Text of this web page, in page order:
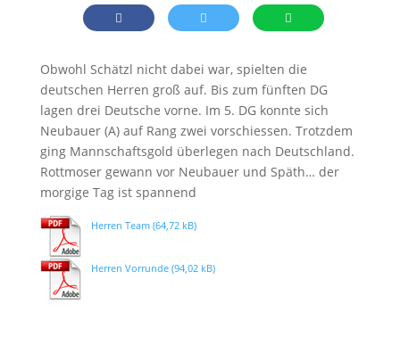
Obwohl Schätzl nicht dabei war, spielten die
deutschen Herren groß auf. Bis zum fünften DG
lagen drei Deutsche vorne. Im 5. DG konnte sich
Neubauer (A) auf Rang zwei vorschiessen. Trotzdem
ging Mannschaftsgold überlegen nach Deutschland.
Rottmoser gewann vor Neubauer und Späth… der
morgige Tag ist spannend
Herren Team
Herren Vorrunde